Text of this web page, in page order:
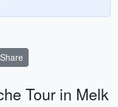
Share
Tour in Melk